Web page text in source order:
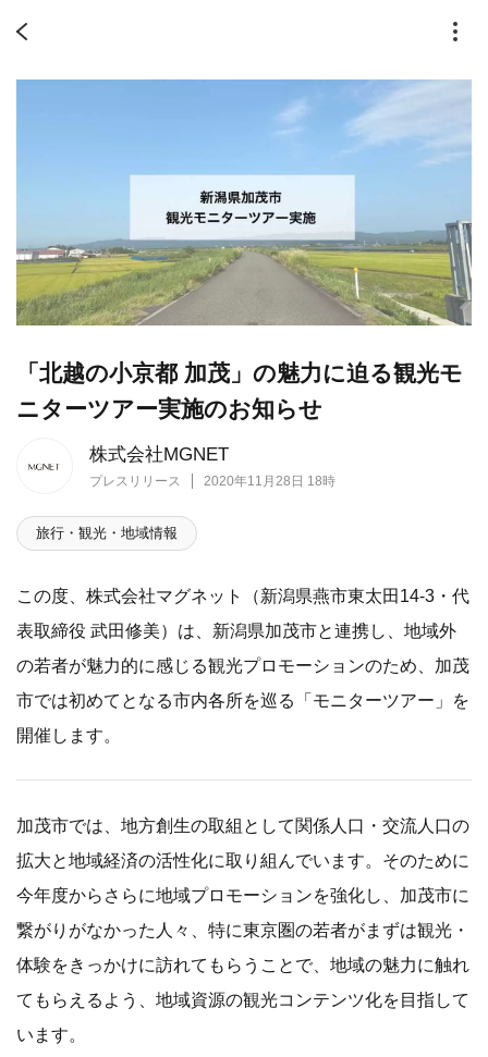
株式会社MGNET
プレスリリース 2020年11月28日 18時
「北越の⼩京都 加茂」の魅⼒に迫る観光モ
ニターツアー実施のお知らせ
旅行・観光・地域情報
この度、株式会社マグネット（新潟県燕市東太田14-3・代
表取締役 武田修美）は、新潟県加茂市と連携し、地域外
の若者が魅力的に感じる観光プロモーションのため、加茂
市では初めてとなる市内各所を巡る「モニターツアー」を
開催します。
加茂市では、地⽅創⽣の取組として関係⼈⼝・交流⼈⼝の
拡⼤と地域経済の活性化に取り組んでいます。そのために
今年度からさらに地域プロモーションを強化し、加茂市に
繋がりがなかった⼈々、特に東京圏の若者がまずは観光・
体験をきっかけに訪れてもらうことで、地域の魅⼒に触れ
てもらえるよう、地域資源の観光コンテンツ化を⽬指して
います。